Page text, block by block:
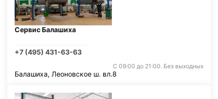
Сервис Балашиха
+7 (495) 431-63-63
С 09:00 до 21:00. Без выходных
Балашиха, Леоновское ш. вл.8